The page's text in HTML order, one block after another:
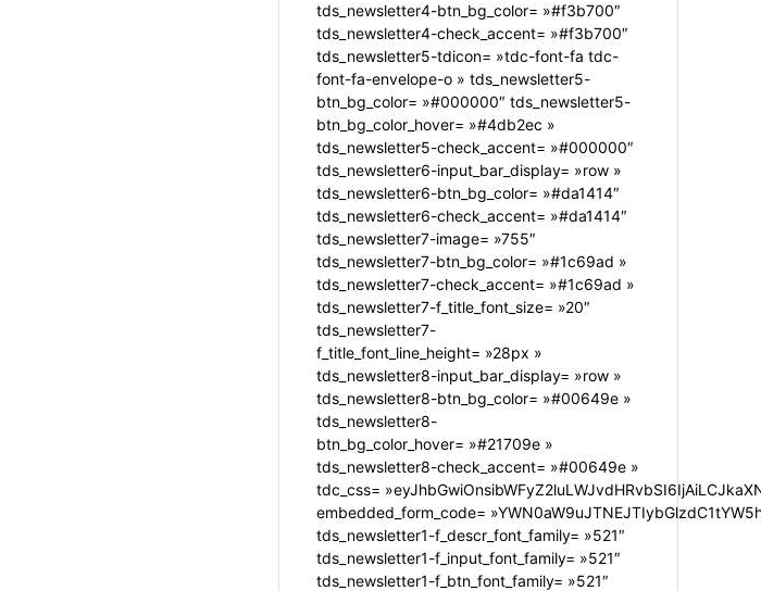
tds_newsletter4-btn_bg_color= »#f3b700″
tds_newsletter4-check_accent= »#f3b700″
tds_newsletter5-tdicon= »tdc-font-fa tdc-
font-fa-envelope-o » tds_newsletter5-
btn_bg_color= »#000000″ tds_newsletter5-
btn_bg_color_hover= »#4db2ec »
tds_newsletter5-check_accent= »#000000″
tds_newsletter6-input_bar_display= »row »
tds_newsletter6-btn_bg_color= »#da1414″
tds_newsletter6-check_accent= »#da1414″
tds_newsletter7-image= »755″
tds_newsletter7-btn_bg_color= »#1c69ad »
tds_newsletter7-check_accent= »#1c69ad »
tds_newsletter7-f_title_font_size= »20″
tds_newsletter7-
f_title_font_line_height= »28px »
tds_newsletter8-input_bar_display= »row »
tds_newsletter8-btn_bg_color= »#00649e »
tds_newsletter8-
btn_bg_color_hover= »#21709e »
tds_newsletter8-check_accent= »#00649e »
tdc_css=
embedded_form_code=
tds_newsletter1-f_descr_font_family= »521″
tds_newsletter1-f_input_font_family= »521″
tds_newsletter1-f_btn_font_family= »521″